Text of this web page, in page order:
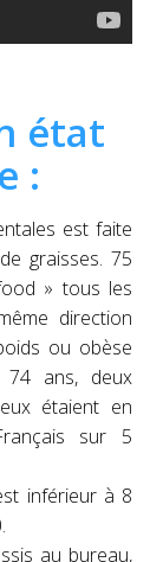
état
:
est faite
graisses. 75
» tous les
direction
ou obèse
ans, deux
étaient en
sur 5
inférieur à 8
au bureau,